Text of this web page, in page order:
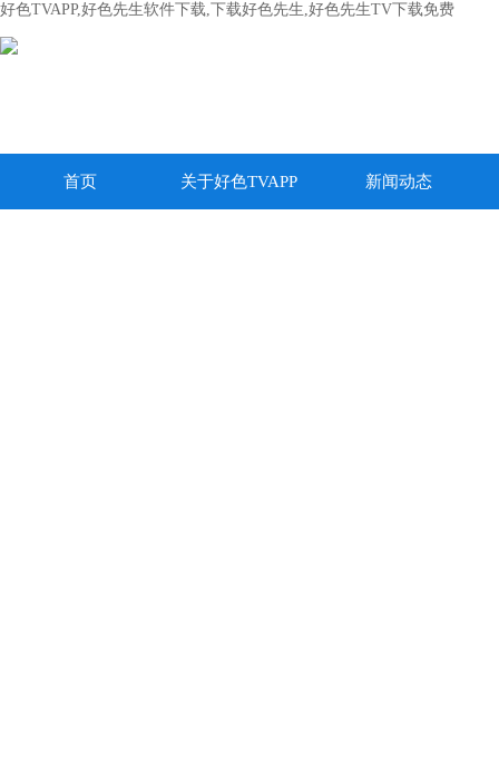
好色TVAPP,好色先生软件下载,下载好色先生,好色先生TV下载免费
首页 关于好色TVAPP 新闻动态